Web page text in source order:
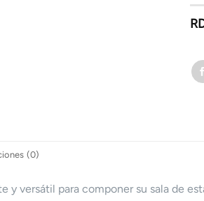
(0)
y versátil para componer su sala de